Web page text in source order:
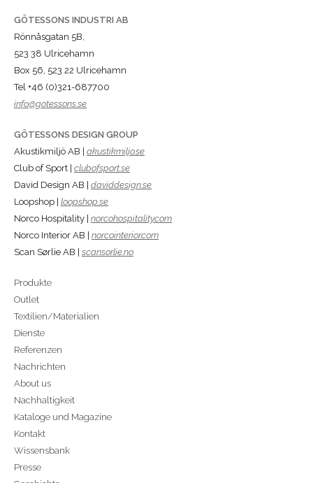
GÖTESSONS INDUSTRI AB
Rönnåsgatan 5B,
523 38 Ulricehamn
Box 56, 523 22 Ulricehamn
Tel +46 (0)321-687700
info@gotessons.se
GÖTESSONS DESIGN GROUP
Akustikmiljö AB | akustikmiljo.se
Club of Sport | clubofsport.se
David Design AB | daviddesign.se
Loopshop | loopshop.se
Norco Hospitality | norcohospitality.com
Norco Interior AB | norcointerior.com
Scan Sørlie AB | scansorlie.no
Produkte
Outlet
Textilien/Materialien
Dienste
Referenzen
Nachrichten
About us
Nachhaltigkeit
Kataloge und Magazine
Kontakt
Wissensbank
Presse